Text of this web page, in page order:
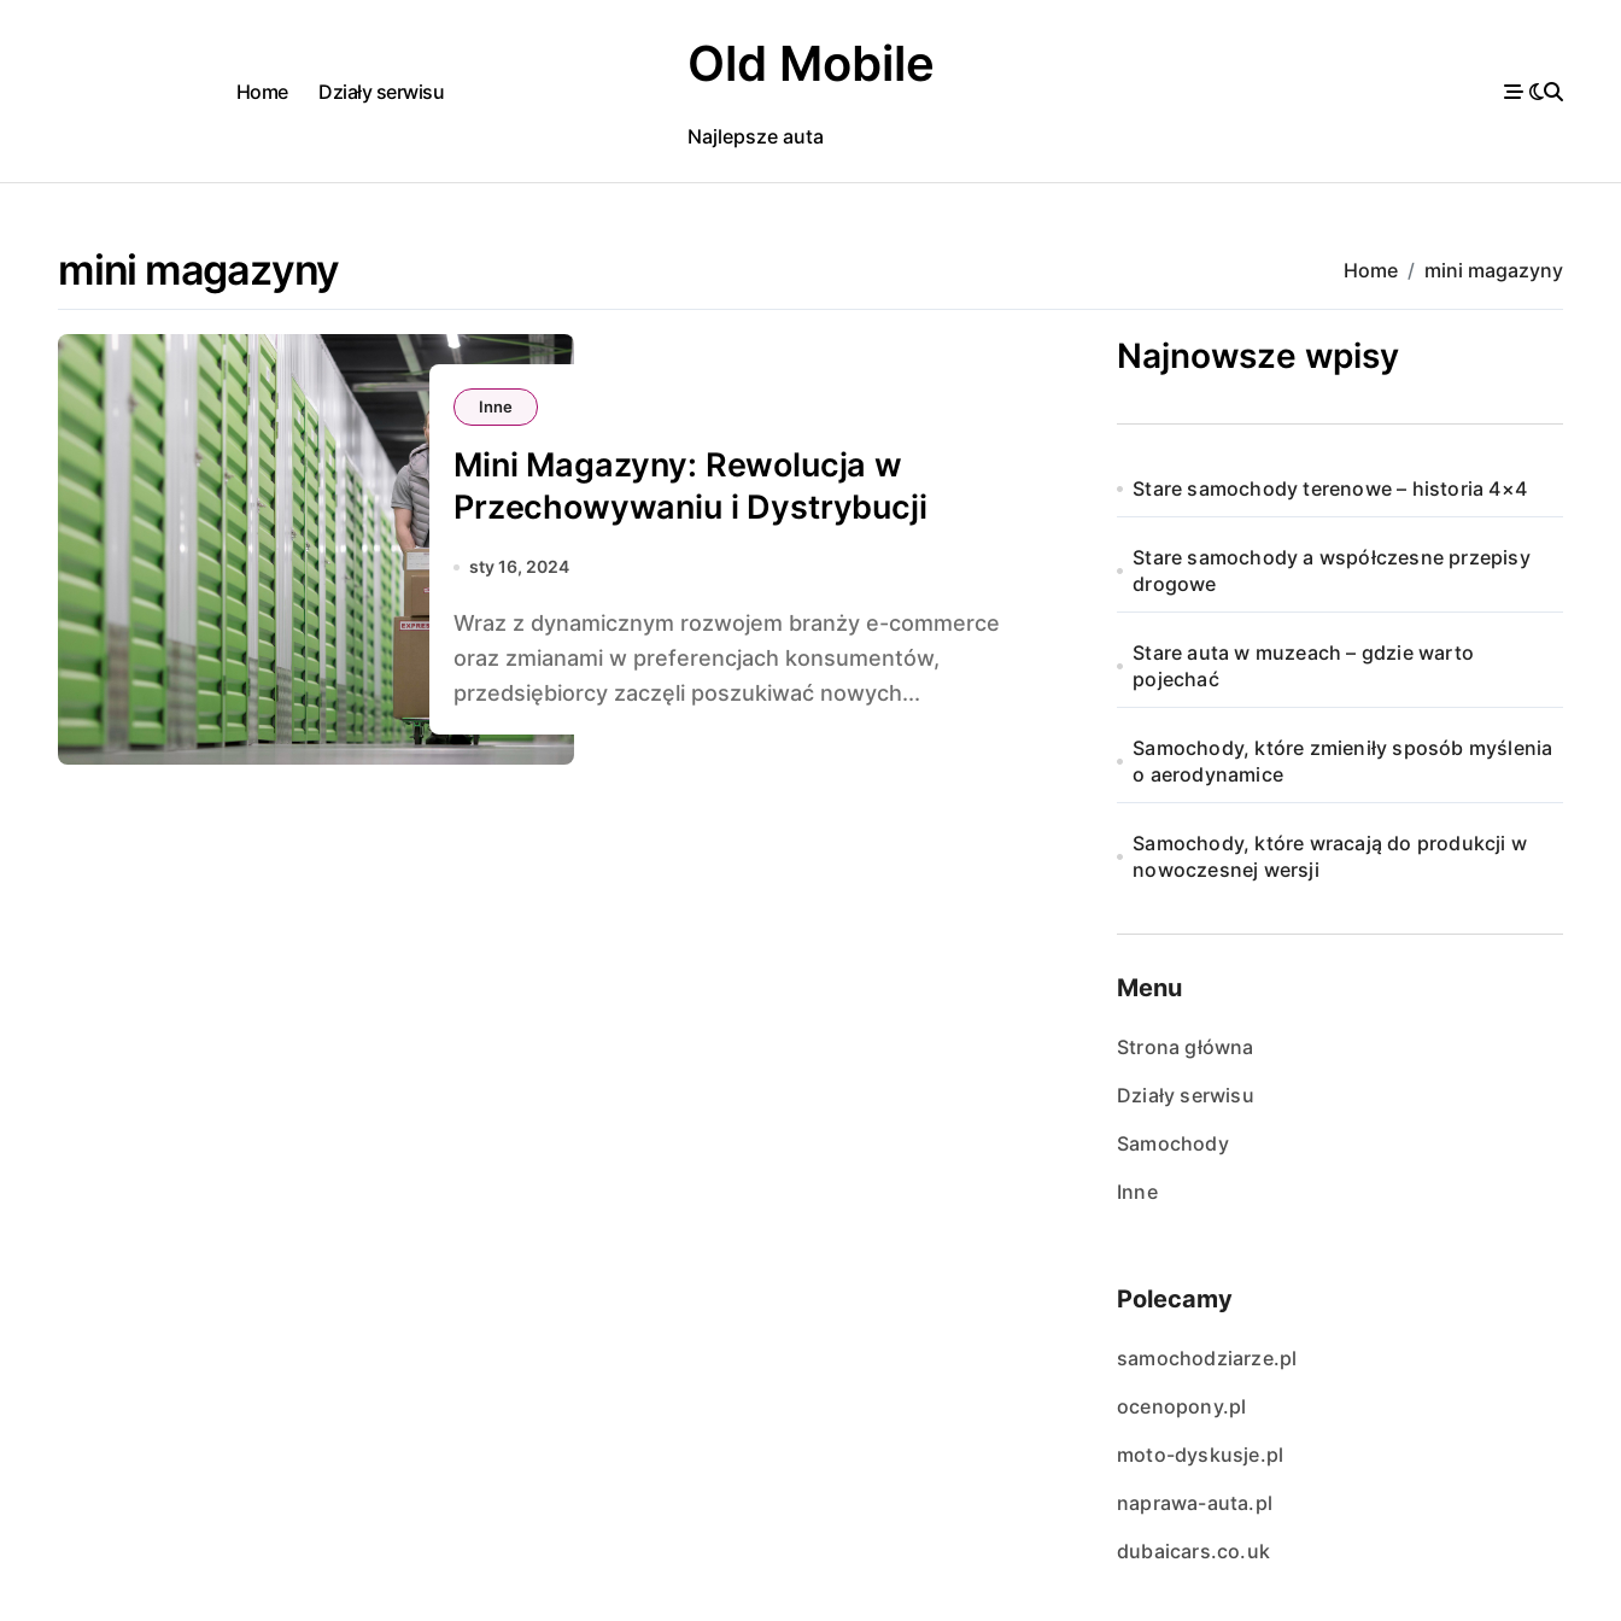
Home
Działy serwisu Old Mobile
Najlepsze auta
mini magazyny Home mini magazyny
Inne
Mini Magazyny: Rewolucja w
Przechowywaniu i Dystrybucji
sty 16, 2024
Wraz z dynamicznym rozwojem branży e-commerce
oraz zmianami w preferencjach konsumentów,
przedsiębiorcy zaczęli poszukiwać nowych...
Najnowsze wpisy
Stare samochody terenowe – historia 4×4
Stare samochody a współczesne przepisy
drogowe
Stare auta w muzeach – gdzie warto
pojechać
Samochody, które zmieniły sposób myślenia
o aerodynamice
Samochody, które wracają do produkcji w
nowoczesnej wersji
Menu
Strona główna
Działy serwisu
Samochody
Inne
Polecamy
samochodziarze.pl
ocenopony.pl
moto-dyskusje.pl
naprawa-auta.pl
dubaicars.co.uk